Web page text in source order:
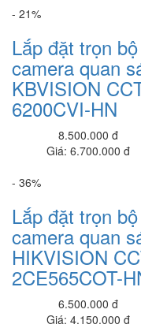
Máy Đo Thân Nhiệt
Đèn pha 300w - chế độ 3
1.500.000 đ1,200,000 đ
Đèn đường SLM-200/N
Đèn pha 400w -8 khoan led
1,250,000 đ
Đèn Năng Lượng Mặt trời
1,250,000 đ
Đèn Năng Lượng Mặt trời
800,000 đ
Lắp đặt trọn
camera quan
KBVISION
6100CVI-HN
8.000.000 đ
Lắp đặt trọn
camera quan
KBVISION
6200CVI-HN
8.500.000 đ